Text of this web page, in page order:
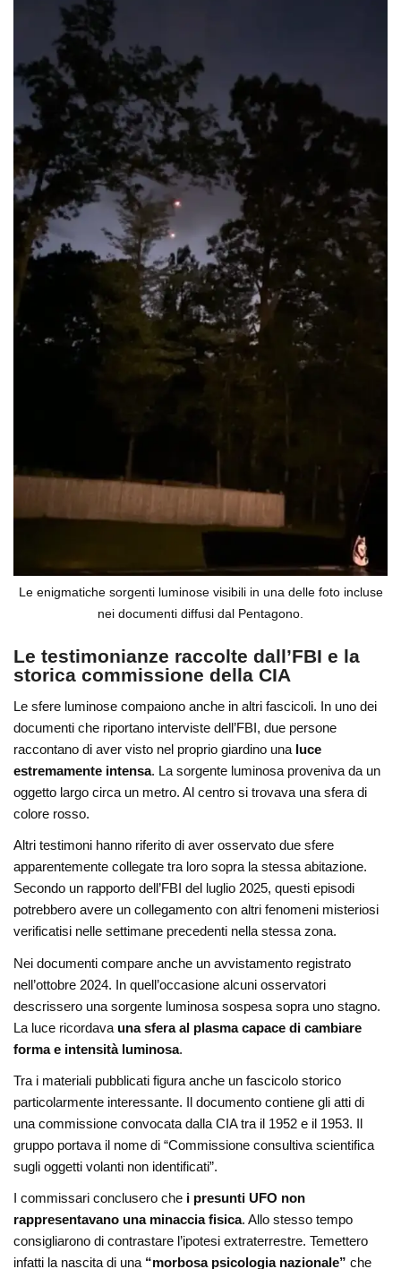
Le enigmatiche sorgenti luminose visibili in una delle foto incluse
nei documenti diffusi dal Pentagono.
Le testimonianze raccolte dall’FBI e la
storica commissione della CIA
Le sfere luminose compaiono anche in altri fascicoli. In uno dei
documenti che riportano interviste dell’FBI, due persone
raccontano di aver visto nel proprio giardino una luce
estremamente intensa. La sorgente luminosa proveniva da un
oggetto largo circa un metro. Al centro si trovava una sfera di
colore rosso.
Altri testimoni hanno riferito di aver osservato due sfere
apparentemente collegate tra loro sopra la stessa abitazione.
Secondo un rapporto dell’FBI del luglio 2025, questi episodi
potrebbero avere un collegamento con altri fenomeni misteriosi
verificatisi nelle settimane precedenti nella stessa zona.
Nei documenti compare anche un avvistamento registrato
nell’ottobre 2024. In quell’occasione alcuni osservatori
descrissero una sorgente luminosa sospesa sopra uno stagno.
La luce ricordava una sfera al plasma capace di cambiare
forma e intensità luminosa.
Tra i materiali pubblicati figura anche un fascicolo storico
particolarmente interessante. Il documento contiene gli atti di
una commissione convocata dalla CIA tra il 1952 e il 1953. Il
gruppo portava il nome di “Commissione consultiva scientifica
sugli oggetti volanti non identificati”.
I commissari conclusero che i presunti UFO non
rappresentavano una minaccia fisica. Allo stesso tempo
consigliarono di contrastare l’ipotesi extraterrestre. Temettero
infatti la nascita di una “morbosa psicologia nazionale” che